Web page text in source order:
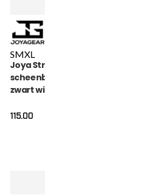
SMXL
Joya Strike
scheenbeschermers
zwart wit
115.00